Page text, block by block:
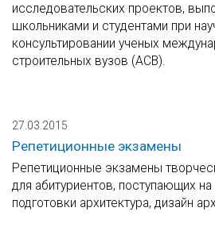
исследовательских проектов,
школьниками и студентами при
консультировании ученых
строительных вузов (АСВ).
27.03.2015
Репетиционные экзамены
Репетиционные экзамены
для абитуриентов, поступающих на
подготовки архитектура, дизайн